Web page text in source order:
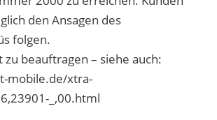
den Ansagen des
folgen.
zu beauftragen – siehe auch:
mobile.de/xtra-
_,00.html